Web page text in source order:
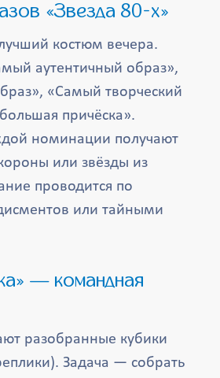
«Звезда 80-х»
костюм вечера.
аутентичный образ»,
«Самый творческий
причёска».
номинации получают
или звёзды из
проводится по
или тайными
разобранные кубики
Задача — собрать